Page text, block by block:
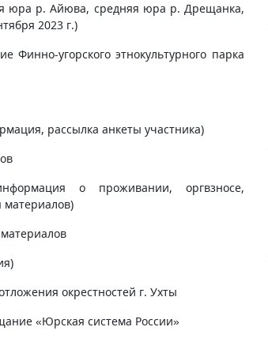
юра р. Айюва, средняя юра р. Дрещанка,
2023 г.)
угорского этнокультурного парка
рассылка анкеты участника)
о проживании, оргвзносе,
материалов)
окрестностей г. Ухты
«Юрская система России»